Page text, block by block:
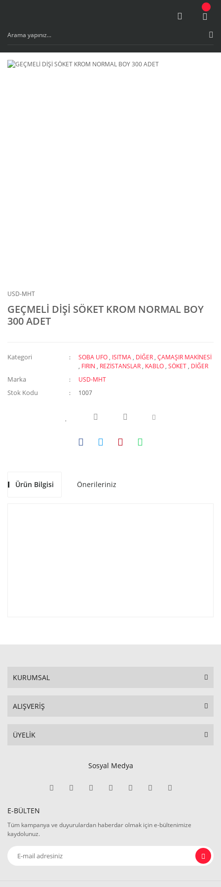
USD-MHT
GEÇMELİ DİŞİ SÖKET KROM NORMAL BOY
300 ADET
Kategori SOBA UFO , ISITMA , DİĞER ,ÇAMAŞIR MAKİNESİ
, FIRIN , REZİSTANSLAR , KABLO ,SÖKET , DİĞER
Marka USD-MHT
Stok Kodu 1007
Ürün Bilgisi Önerileriniz
KURUMSAL
ALIŞVERİŞ
ÜYELİK
Sosyal Medya
E-BÜLTEN
Tüm kampanya ve duyurulardan haberdar olmak için e-bültenimize
kaydolunuz.